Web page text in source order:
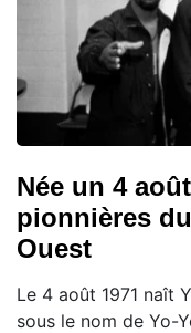
Née un 4
pionnières
Ouest
Le 4 août 1971 naît
sous le nom de Yo-